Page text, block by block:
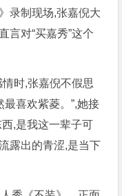
录制现场,张嘉倪大
言对“买嘉秀”这个
时,张嘉倪不假思
最喜欢紫菱。”,她接
,是我这一辈子可
露出的青涩,是当下